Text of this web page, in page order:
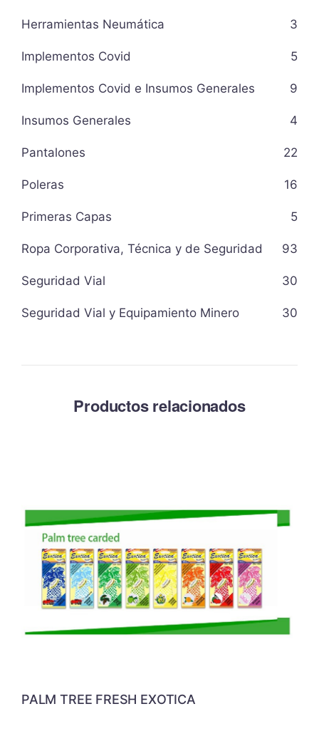
Herramientas Neumática 3
Implementos Covid 5
Implementos Covid e Insumos Generales 9
Insumos Generales 4
Pantalones 22
Poleras 16
Primeras Capas 5
Ropa Corporativa, Técnica y de Seguridad 93
Seguridad Vial 30
Seguridad Vial y Equipamiento Minero 30
Productos relacionados
PALM TREE FRESH EXOTICA